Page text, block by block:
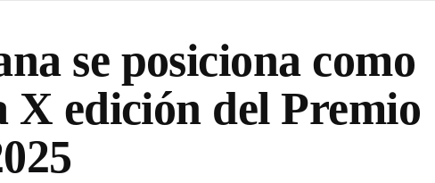
se posiciona como
X edición del Premio